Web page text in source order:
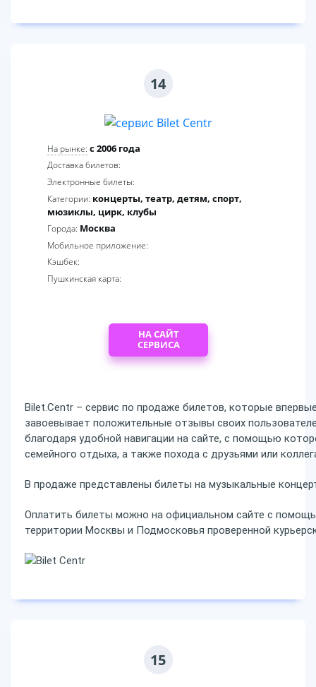
14
На рынке: c 2006 года
Доставка билетов:
Электронные билеты:
Категории: концерты, театр, детям, спорт,
мюзиклы, цирк, клубы
Города: Москва
Мобильное приложение:
Кэшбек:
Пушкинская карта:
НА САЙТ
СЕРВИСА
Bilet.Centr – сервис по продаже билетов, которые
завоевывает положительные отзывы своих
благодаря удобной навигации на сайте, с помощью
семейного отдыха, а также похода с друзьями или
В продаже представлены билеты на музыкальные
Оплатить билеты можно на официальном сайте с
территории Москвы и Подмосковья проверенной
15